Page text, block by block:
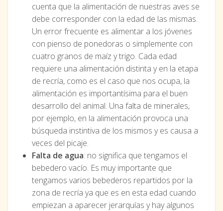
cuenta que la alimentación de nuestras aves se
debe corresponder con la edad de las mismas.
Un error frecuente es alimentar a los jóvenes
con pienso de ponedoras o simplemente con
cuatro granos de maíz y trigo. Cada edad
requiere una alimentación distinta y en la etapa
de recría, como es el caso que nos ocupa, la
alimentación es importantísima para el buen
desarrollo del animal. Una falta de minerales,
por ejemplo, en la alimentación provoca una
búsqueda instintiva de los mismos y es causa a
veces del picaje.
Falta de agua: no significa que tengamos el
bebedero vacío. Es muy importante que
tengamos varios bebederos repartidos por la
zona de recría ya que es en esta edad cuando
empiezan a aparecer jerarquías y hay algunos